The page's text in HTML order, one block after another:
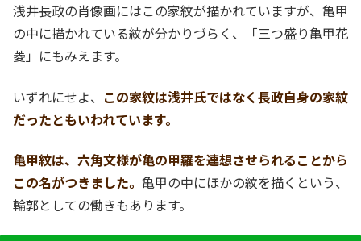
浅井長政の肖像画にはこの家紋が描かれていますが、亀甲
の中に描かれている紋が分かりづらく、「三つ盛り亀甲花
菱」にもみえます。
いずれにせよ、 この家紋は浅井氏ではなく長政自身の家紋
だったともいわれています。
亀甲紋は、六角文様が亀の甲羅を連想させられることから
この名がつきました。 亀甲の中にほかの紋を描くという、
輪郭としての働きもあります。